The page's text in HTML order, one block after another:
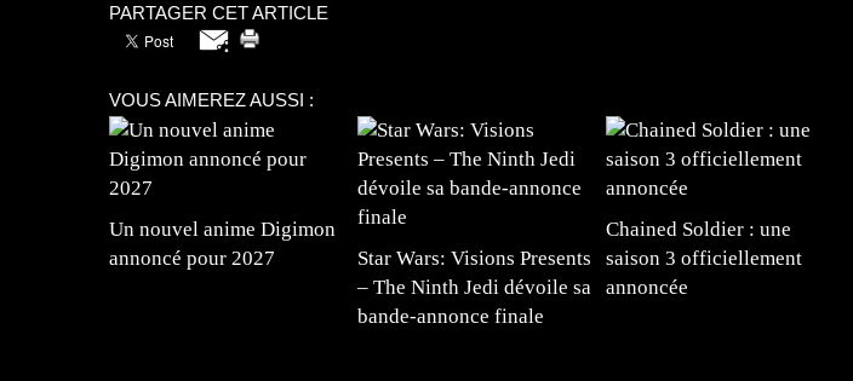
PARTAGER CET ARTICLE
VOUS AIMEREZ AUSSI :
Un nouvel anime Digimon
annoncé pour 2027
Star Wars: Visions Presents
– The Ninth Jedi dévoile sa
bande-annonce finale
Chained Soldier : une
saison 3 officiellement
annoncée